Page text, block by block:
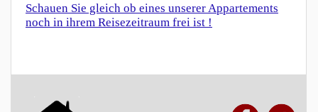
Schauen Sie gleich ob eines unserer Appartements
noch in ihrem Reisezeitraum frei ist !